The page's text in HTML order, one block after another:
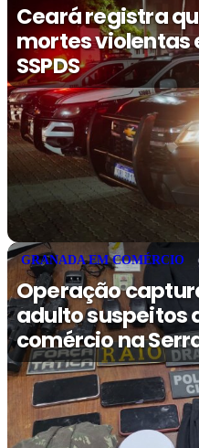
Ceará registra
mortes violentas
SSPDS
GRANADA EM COMÉRCIO
Operação
adulto suspeitos
comércio na